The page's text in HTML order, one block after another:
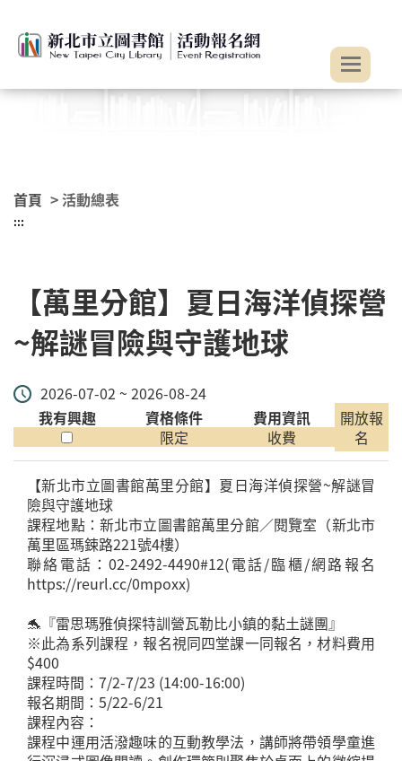
首頁 > 活動總表
:::
【萬里分館】夏日海洋偵探營
~解謎冒險與守護地球
2026-07-02 ~ 2026-08-24
我有興趣
資格條件
限定
費用資訊
收費
開放報
名
【新北市立圖書館萬里分館】夏日海洋偵探營~解謎冒
險與守護地球
課程地點：新北市立圖書館萬里分館／閱覽室（新北市
萬里區瑪鋉路221號4樓）
聯絡電話：02-2492-4490#12(電話/臨櫃/網路報名
https://reurl.cc/0mpoxx)
🐬『雷思瑪雅偵探特訓營瓦勒比小鎮的黏土謎團』
※此為系列課程，報名視同四堂課一同報名，材料費用
$400
課程時間：7/2-7/23 (14:00-16:00)
報名期間：5/22-6/21
課程內容：
課程中運用活潑趣味的互動教學法，講師將帶領學童進